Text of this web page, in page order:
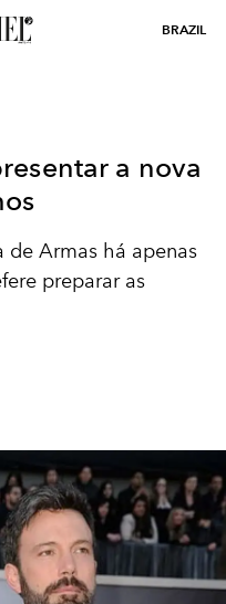
BRAZIL
a nova
de Armas há apenas
preparar as